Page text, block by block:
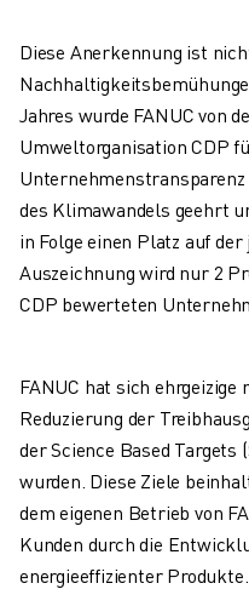
ROBOCUT NACHHALTIGKEIT
IIOT-LÖSUNGEN
INTELLIGENTE
PRODUKTREGISTRIERUNG »
FALLBEISPIELE
LÖSUNGEN
BRANCHEN
ALLE BRANCHEN
LUFT- UND RAUMFAHRT
ELEKTRISCHE FAHRZEUGE
ELEKTRONIK
LEBENSMITTEL UND
MEDIZIN
KUNSTSTOFFE
LAGERHALTUNG, LOGISTIK,
APPLIKATIONEN
Diese Anerkennung ist
Jahres wurde FANUC von
Umweltorganisation CDP
des Klimawandels geehrt
in Folge einen Platz auf
Auszeichnung wird nur 2
CDP bewerteten
FANUC hat sich
Reduzierung der
der Science Based
wurden. Diese Ziele
dem eigenen Betrieb von
Kunden durch die
energieeffizienter Produkte.